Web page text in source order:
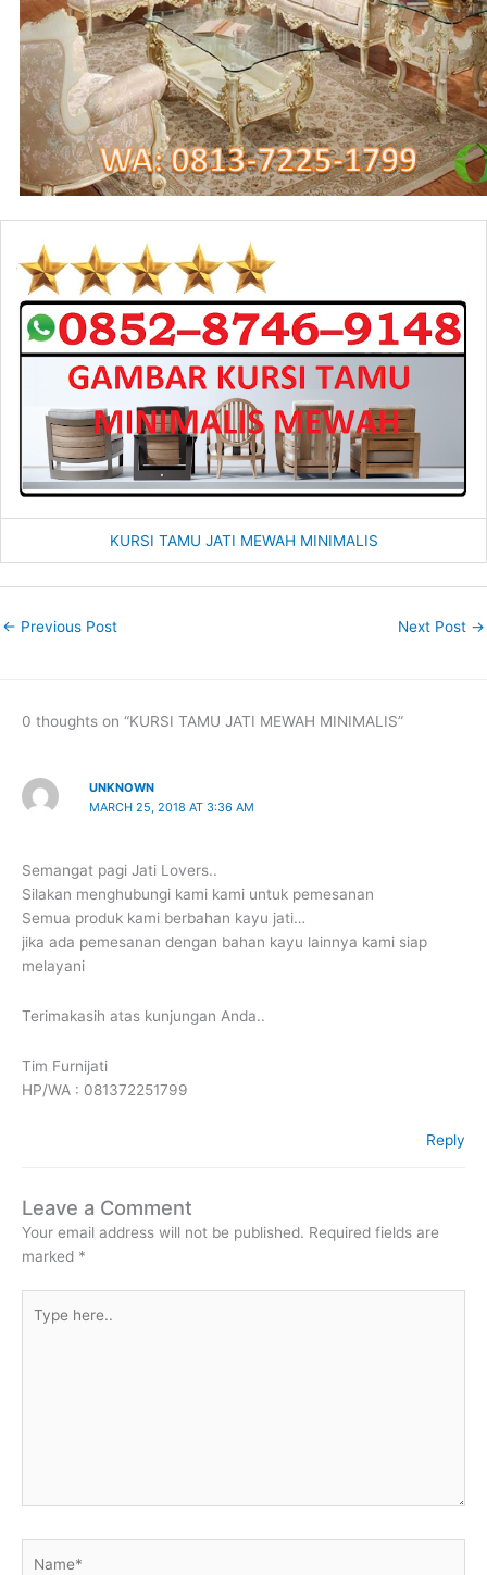
KURSI TAMU JATI MEWAH MINIMALIS
← Previous Post Next Post →
0 thoughts on “KURSI TAMU JATI MEWAH MINIMALIS”
UNKNOWN
MARCH 25, 2018 AT 3:36 AM
Semangat pagi Jati Lovers..
Silakan menghubungi kami kami untuk pemesanan
Semua produk kami berbahan kayu jati…
jika ada pemesanan dengan bahan kayu lainnya kami siap
melayani
Terimakasih atas kunjungan Anda..
Tim Furnijati
HP/WA : 081372251799
Reply
Leave a Comment
Your email address will not be published. Required fields are
marked *
here..